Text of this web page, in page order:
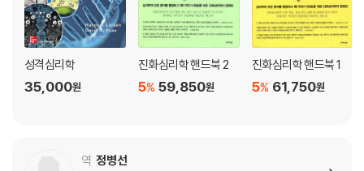
성격심리학
35,000원
진화심리학 핸드북 2
59,850원
5%
진화심리학 핸드북 1
61,750원
5%
역 정병선